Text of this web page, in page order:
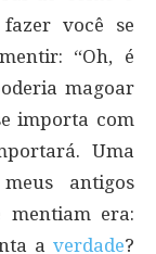
você se
“Oh, é
magoar
importa com
Uma
antigos
mentiam era:
a verdade?